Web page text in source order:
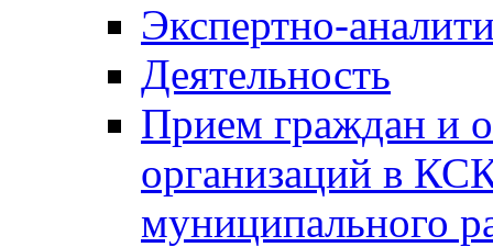
Экспертно-
Деятельность
Прием граждан и
организаций в
муниципального